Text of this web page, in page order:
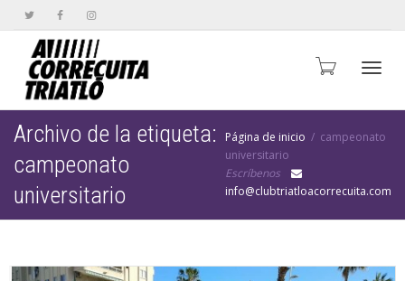
Archivo de la etiqueta:
campeonato
universitario
Página de inicio
campeonato
universitario
Escríbenos
info@clubtriatloacorrecuita.com